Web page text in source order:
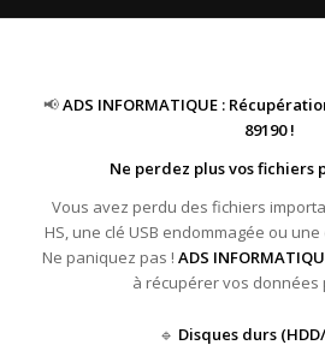
📢ADS INFORMATIQUE :
89190 !
Ne perdez plus vos fichiers
Vous avez perdu des fichiers
HS, une clé USB endommagée ou
Ne paniquez pas ! ADS
à récupérer vos données
🔹 Disques durs